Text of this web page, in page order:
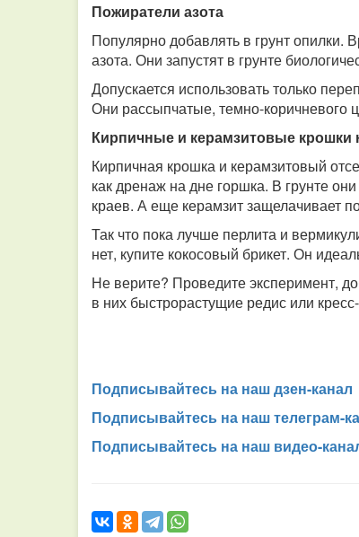
Пожиратели азота
Популярно добавлять в грунт опилки.
азота. Они запустят в грунте
Допускается использовать только
Они рассыпчатые, темно-коричневого
Кирпичные и керамзитовые крошки
Кирпичная крошка и керамзитовый
как дренаж на дне горшка. В грунте
краев. А еще керамзит защелачивает
Так что пока лучше перлита и
нет, купите кокосовый брикет. Он
Не верите? Проведите эксперимент,
в них быстрорастущие редис или
Подписывайтесь на наш дзен-канал
Подписывайтесь на наш телеграм-
Подписывайтесь на наш видео-